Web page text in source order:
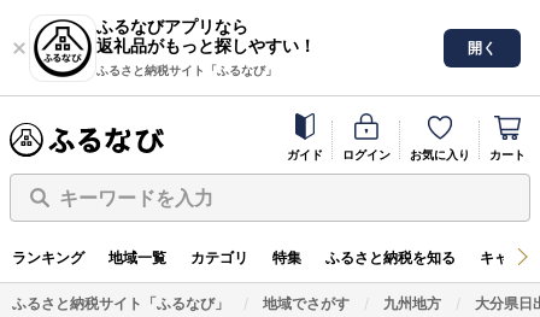
ふるなびアプリなら
返礼品がもっと探しやすい！
ふるさと納税サイト「ふるなび」
開く
ガイド ログイン お気に入り カート
キーワードを入力
ランキング 地域一覧 カテゴリ 特集 ふるさと納税を知る キャン
ふるさと納税サイト「ふるなび」 地域でさがす 九州地方 大分県日